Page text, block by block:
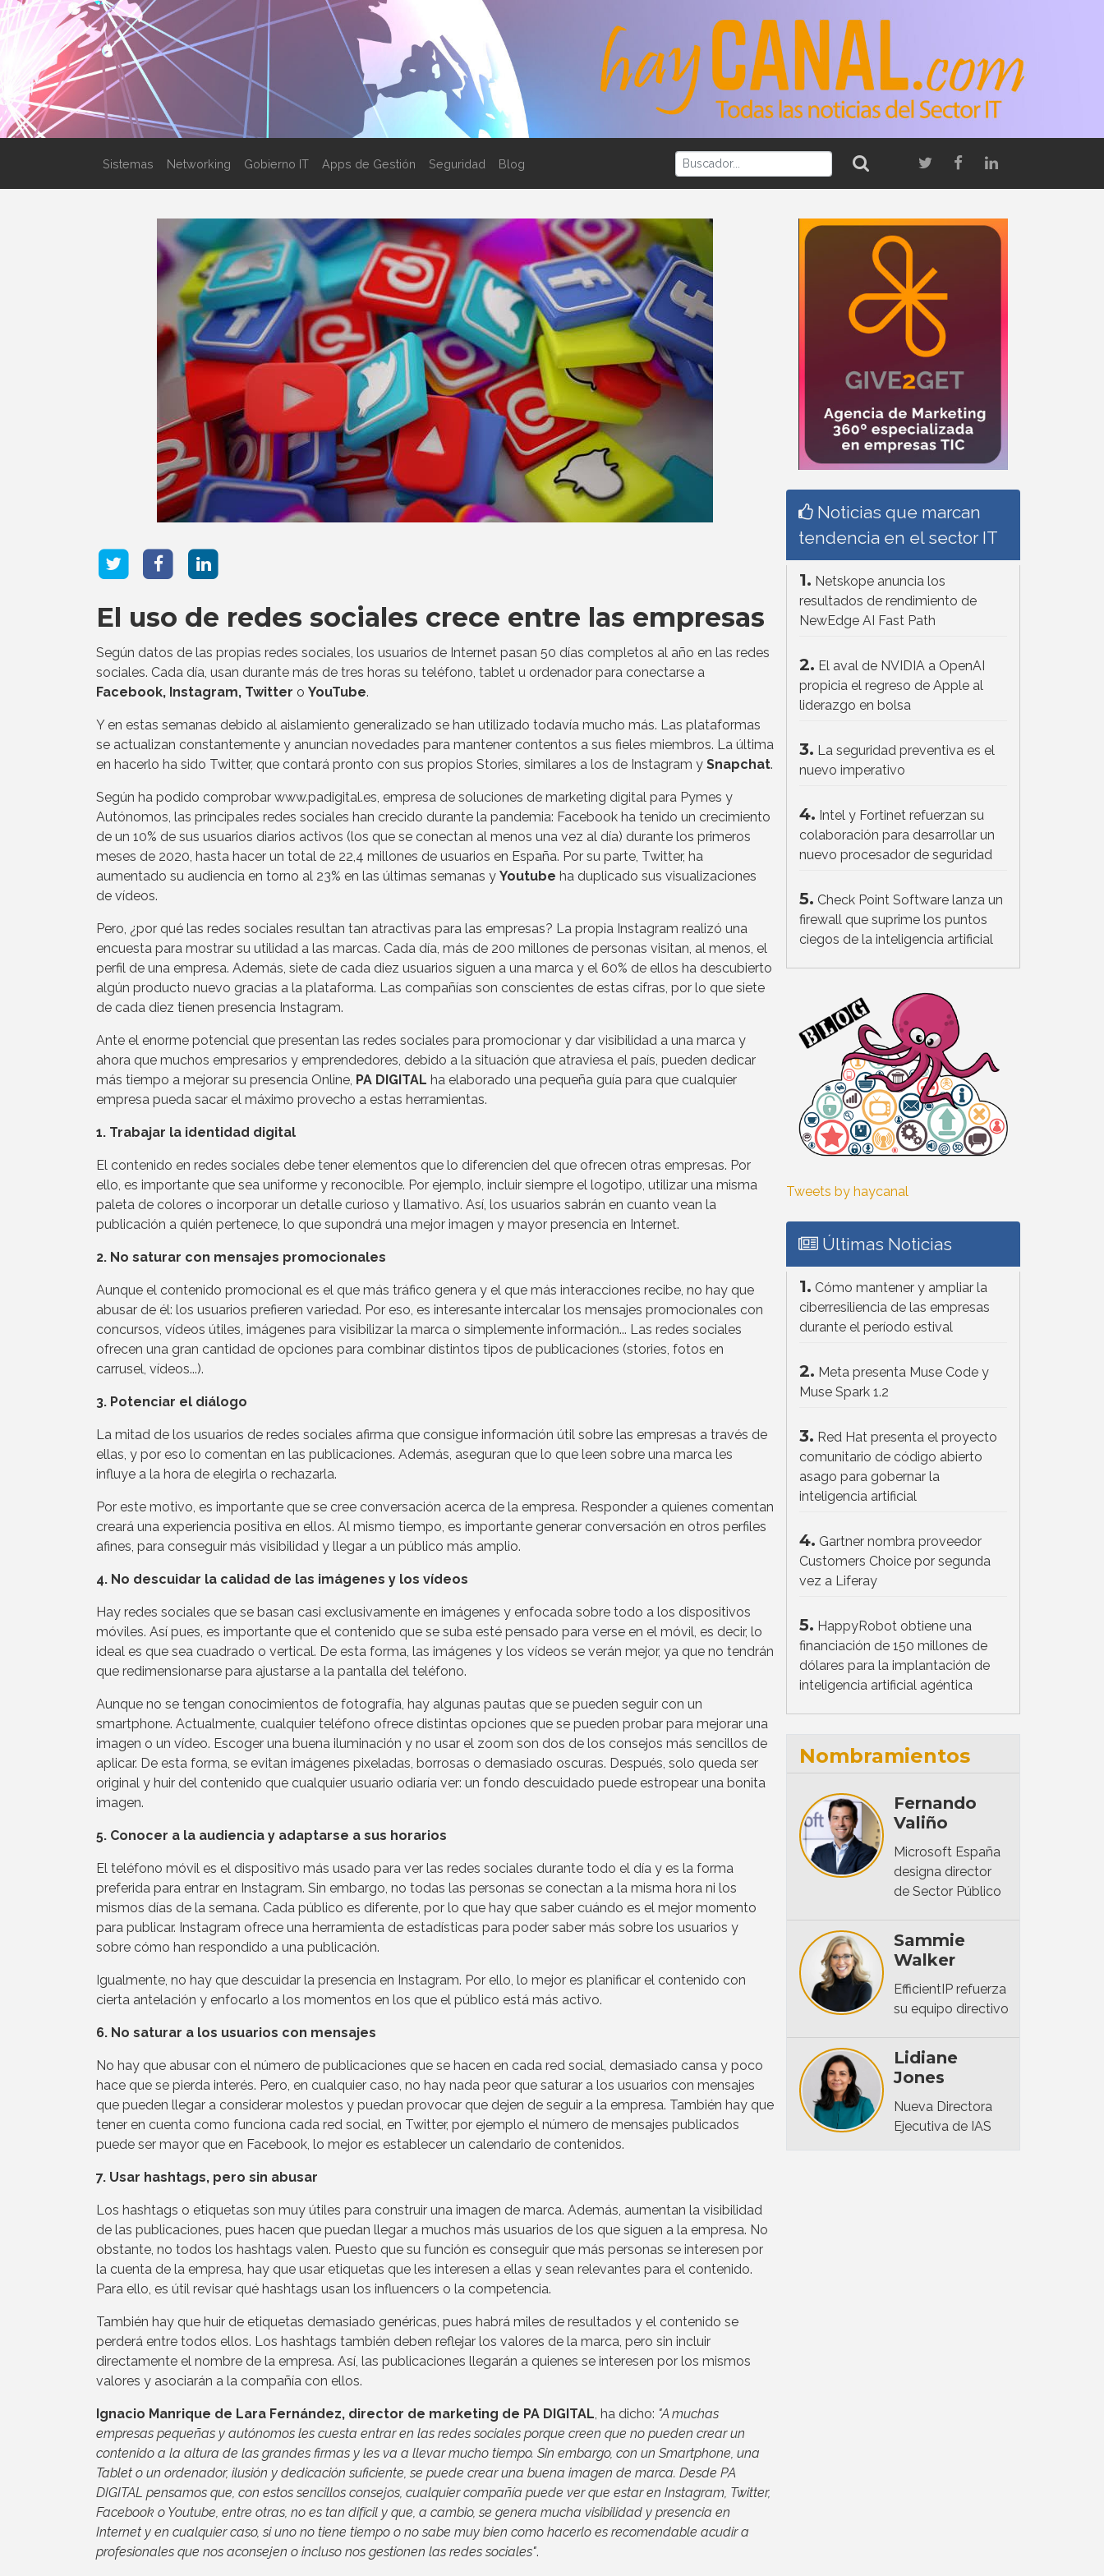
Sistemas Networking Gobierno IT Apps de Gestión Seguridad Blog
El uso de redes sociales crece entre las empresas
Según datos de las propias redes sociales, los usuarios de Internet pasan 50 días completos al año en las redes
sociales. Cada día, usan durante más de tres horas su teléfono, tablet u ordenador para conectarse a
Facebook, Instagram, Twitter o YouTube.
Y en estas semanas debido al aislamiento generalizado se han utilizado todavía mucho más. Las plataformas
se actualizan constantemente y anuncian novedades para mantener contentos a sus fieles miembros. La última
en hacerlo ha sido Twitter, que contará pronto con sus propios Stories, similares a los de Instagram y Snapchat.
Según ha podido comprobar www.padigital.es, empresa de soluciones de marketing digital para Pymes y
Autónomos, las principales redes sociales han crecido durante la pandemia: Facebook ha tenido un crecimiento
de un 10% de sus usuarios diarios activos (los que se conectan al menos una vez al día) durante los primeros
meses de 2020, hasta hacer un total de 22,4 millones de usuarios en España. Por su parte, Twitter, ha
aumentado su audiencia en torno al 23% en las últimas semanas y Youtube ha duplicado sus visualizaciones
de vídeos.
Pero, ¿por qué las redes sociales resultan tan atractivas para las empresas? La propia Instagram realizó una
encuesta para mostrar su utilidad a las marcas. Cada día, más de 200 millones de personas visitan, al menos, el
perfil de una empresa. Además, siete de cada diez usuarios siguen a una marca y el 60% de ellos ha descubierto
algún producto nuevo gracias a la plataforma. Las compañías son conscientes de estas cifras, por lo que siete
de cada diez tienen presencia Instagram.
Ante el enorme potencial que presentan las redes sociales para promocionar y dar visibilidad a una marca y
ahora que muchos empresarios y emprendedores, debido a la situación que atraviesa el país, pueden dedicar
más tiempo a mejorar su presencia Online, PA DIGITAL ha elaborado una pequeña guía para que cualquier
empresa pueda sacar el máximo provecho a estas herramientas.
1. Trabajar la identidad digital
El contenido en redes sociales debe tener elementos que lo diferencien del que ofrecen otras empresas. Por
ello, es importante que sea uniforme y reconocible. Por ejemplo, incluir siempre el logotipo, utilizar una misma
paleta de colores o incorporar un detalle curioso y llamativo. Así, los usuarios sabrán en cuanto vean la
publicación a quién pertenece, lo que supondrá una mejor imagen y mayor presencia en Internet.
2. No saturar con mensajes promocionales
Aunque el contenido promocional es el que más tráfico genera y el que más interacciones recibe, no hay que
abusar de él: los usuarios prefieren variedad. Por eso, es interesante intercalar los mensajes promocionales con
concursos, vídeos útiles, imágenes para visibilizar la marca o simplemente información... Las redes sociales
ofrecen una gran cantidad de opciones para combinar distintos tipos de publicaciones (stories, fotos en
carrusel, vídeos...).
3. Potenciar el diálogo
La mitad de los usuarios de redes sociales afirma que consigue información útil sobre las empresas a través de
ellas, y por eso lo comentan en las publicaciones. Además, aseguran que lo que leen sobre una marca les
influye a la hora de elegirla o rechazarla.
Por este motivo, es importante que se cree conversación acerca de la empresa. Responder a quienes comentan
creará una experiencia positiva en ellos. Al mismo tiempo, es importante generar conversación en otros perfiles
afines, para conseguir más visibilidad y llegar a un público más amplio.
4. No descuidar la calidad de las imágenes y los vídeos
Hay redes sociales que se basan casi exclusivamente en imágenes y enfocada sobre todo a los dispositivos
móviles. Así pues, es importante que el contenido que se suba esté pensado para verse en el móvil, es decir, lo
ideal es que sea cuadrado o vertical. De esta forma, las imágenes y los vídeos se verán mejor, ya que no tendrán
que redimensionarse para ajustarse a la pantalla del teléfono.
Aunque no se tengan conocimientos de fotografía, hay algunas pautas que se pueden seguir con un
smartphone. Actualmente, cualquier teléfono ofrece distintas opciones que se pueden probar para mejorar una
imagen o un vídeo. Escoger una buena iluminación y no usar el zoom son dos de los consejos más sencillos de
aplicar. De esta forma, se evitan imágenes pixeladas, borrosas o demasiado oscuras. Después, solo queda ser
original y huir del contenido que cualquier usuario odiaría ver: un fondo descuidado puede estropear una bonita
imagen.
5. Conocer a la audiencia y adaptarse a sus horarios
El teléfono móvil es el dispositivo más usado para ver las redes sociales durante todo el día y es la forma
preferida para entrar en Instagram. Sin embargo, no todas las personas se conectan a la misma hora ni los
mismos días de la semana. Cada público es diferente, por lo que hay que saber cuándo es el mejor momento
para publicar. Instagram ofrece una herramienta de estadísticas para poder saber más sobre los usuarios y
sobre cómo han respondido a una publicación.
Igualmente, no hay que descuidar la presencia en Instagram. Por ello, lo mejor es planificar el contenido con
cierta antelación y enfocarlo a los momentos en los que el público está más activo.
6. No saturar a los usuarios con mensajes
No hay que abusar con el número de publicaciones que se hacen en cada red social, demasiado cansa y poco
hace que se pierda interés. Pero, en cualquier caso, no hay nada peor que saturar a los usuarios con mensajes
que pueden llegar a considerar molestos y puedan provocar que dejen de seguir a la empresa. También hay que
tener en cuenta como funciona cada red social, en Twitter, por ejemplo el número de mensajes publicados
puede ser mayor que en Facebook, lo mejor es establecer un calendario de contenidos.
7. Usar hashtags, pero sin abusar
Los hashtags o etiquetas son muy útiles para construir una imagen de marca. Además, aumentan la visibilidad
de las publicaciones, pues hacen que puedan llegar a muchos más usuarios de los que siguen a la empresa. No
obstante, no todos los hashtags valen. Puesto que su función es conseguir que más personas se interesen por
la cuenta de la empresa, hay que usar etiquetas que les interesen a ellas y sean relevantes para el contenido.
Para ello, es útil revisar qué hashtags usan los influencers o la competencia.
También hay que huir de etiquetas demasiado genéricas, pues habrá miles de resultados y el contenido se
perderá entre todos ellos. Los hashtags también deben reflejar los valores de la marca, pero sin incluir
directamente el nombre de la empresa. Así, las publicaciones llegarán a quienes se interesen por los mismos
valores y asociarán a la compañía con ellos.
Ignacio Manrique de Lara Fernández, director de marketing de PA DIGITAL , ha dicho:  "A muchas
empresas pequeñas y autónomos les cuesta entrar en las redes sociales porque creen que no pueden crear un
contenido a la altura de las grandes firmas y les va a llevar mucho tiempo. Sin embargo, con un Smartphone, una
Tablet o un ordenador, ilusión y dedicación suficiente, se puede crear una buena imagen de marca. Desde PA
DIGITAL pensamos que, con estos sencillos consejos, cualquier compañía puede ver que estar en Instagram, Twitter,
Facebook o Youtube, entre otras, no es tan difícil y que, a cambio, se genera mucha visibilidad y presencia en
Internet y en cualquier caso, si uno no tiene tiempo o no sabe muy bien como hacerlo es recomendable acudir a
profesionales que nos aconsejen o incluso nos gestionen las redes sociales".
Noticias que marcan
tendencia en el sector IT
1. Netskope anuncia los
resultados de rendimiento de
NewEdge AI Fast Path
2. El aval de NVIDIA a OpenAI
propicia el regreso de Apple al
liderazgo en bolsa
3. La seguridad preventiva es el
nuevo imperativo
4. Intel y Fortinet refuerzan su
colaboración para desarrollar un
nuevo procesador de seguridad
5. Check Point Software lanza un
firewall que suprime los puntos
ciegos de la inteligencia artificial
Tweets by haycanal
Últimas Noticias
1. Cómo mantener y ampliar la
ciberresiliencia de las empresas
durante el período estival
2. Meta presenta Muse Code y
Muse Spark 1.2
3. Red Hat presenta el proyecto
comunitario de código abierto
asago para gobernar la
inteligencia artificial
4. Gartner nombra proveedor
Customers Choice por segunda
vez a Liferay
5. HappyRobot obtiene una
financiación de 150 millones de
dólares para la implantación de
inteligencia artificial agéntica
Nombramientos
Fernando
Valiño
Microsoft España
designa director
de Sector Público
Sammie
Walker
EfficientIP refuerza
su equipo directivo
Lidiane
Jones
Nueva Directora
Ejecutiva de IAS